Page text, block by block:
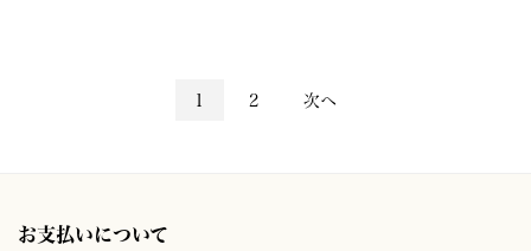
1 2 次へ
お支払いについて